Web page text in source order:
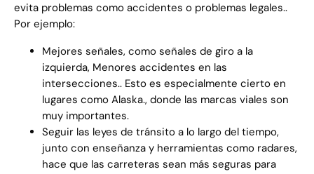
evita problemas como accidentes o problemas legales..
Por ejemplo:
Mejores señales, como señales de giro a la
izquierda, Menores accidentes en las
intersecciones.. Esto es especialmente cierto en
lugares como Alaska., donde las marcas viales son
muy importantes.
Seguir las leyes de tránsito a lo largo del tiempo,
junto con enseñanza y herramientas como radares,
hace que las carreteras sean más seguras para